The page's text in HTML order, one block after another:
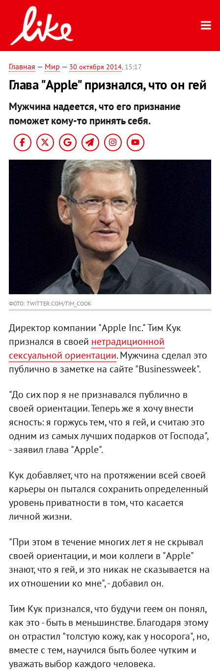
Главная — Мир — 30 октября 2014, 15:17
Глава "Apple" признался, что он гей
Мужчина надеется, что его признание
поможет кому-то принять себя.
ФОТО: TWITTER.COM/TIM_COOK
Директор компании "Apple Inc." Тим Кук
признался в своей нетрадиционной
сексуальной ориентации. Мужчина сделал это
публично в заметке на сайте "Businessweek".
"До сих пор я не признавался публично в
своей ориентации. Теперь же я хочу внести
ясность: я горжусь тем, что я гей, и считаю это
одним из самых лучших подарков от Господа",
- заявил глава "Apple".
Кук добавляет, что на протяжении всей своей
карьеры он пытался сохранить определенный
уровень приватности в том, что касается
личной жизни.
"При этом в течение многих лет я не скрывал
своей ориентации, и мои коллеги в "Apple"
знают, что я гей, и это никак не сказывается на
их отношении ко мне", - добавил он.
Тим Кук признался, что будучи геем он понял,
как это - быть в меньшинстве. Благодаря этому
он отрастил "толстую кожу, как у носорога", но,
вместе с тем, научился быть более чутким и
уважать выбор каждого человека.